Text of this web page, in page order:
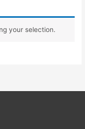
your selection.